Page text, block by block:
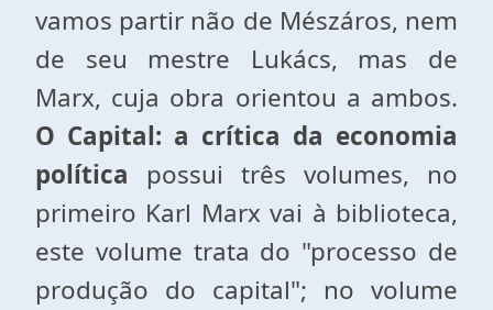
vamos partir não de Mészáros, nem
de seu mestre Lukács, mas de
Marx, cuja obra orientou a ambos.
O Capital: a crítica da economia
política possui três volumes, no
primeiro Karl Marx vai à biblioteca,
este volume trata do "processo de
produção do capital"; no volume